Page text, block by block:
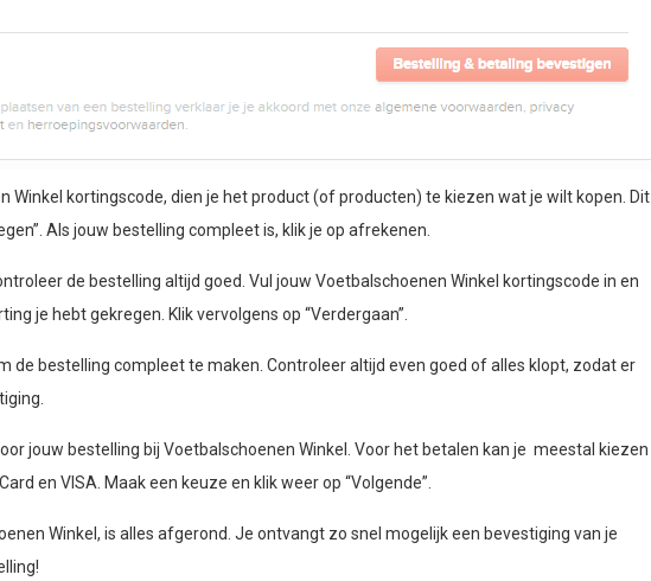
Winkel kortingscode, dien je het product (of producten) te kiezen wat je wilt kopen. Dit
Als jouw bestelling compleet is, klik je op afrekenen.
de bestelling altijd goed. Vul jouw Voetbalschoenen Winkel kortingscode in en
je hebt gekregen. Klik vervolgens op “Verdergaan”.
de bestelling compleet te maken. Controleer altijd even goed of alles klopt, zodat er
jouw bestelling bij Voetbalschoenen Winkel. Voor het betalen kan je meestal kiezen
en VISA. Maak een keuze en klik weer op “Volgende”.
Winkel, is alles afgerond. Je ontvangt zo snel mogelijk een bevestiging van je